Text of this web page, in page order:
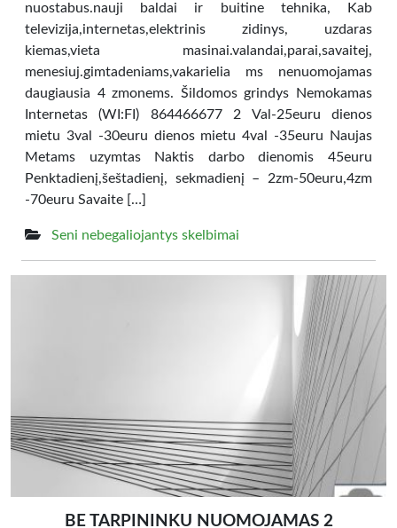
nuostabus.nauji baldai ir buitine tehnika, Kab
televizija,internetas,elektrinis zidinys, uzdaras
kiemas,vieta masinai.valandai,parai,savaitej,
menesiuj.gimtadeniams,vakarielia ms nenuomojamas
daugiausia 4 zmonems. Šildomos grindys Nemokamas
Internetas (WI:FI) 864466677 2 Val-25euru dienos
mietu 3val -30euru dienos mietu 4val -35euru Naujas
Metams uzymtas Naktis darbo dienomis 45euru
Penktadienį,šeštadienį, sekmadienį – 2zm-50euru,4zm
-70euru Savaite […]
Seni nebegaliojantys skelbimai
BE TARPININKU NUOMOJAMAS 2